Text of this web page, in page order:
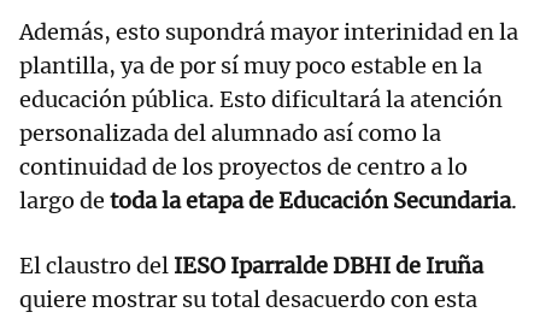
Además, esto supondrá mayor interinidad en la
plantilla, ya de por sí muy poco estable en la
educación pública. Esto dificultará la atención
personalizada del alumnado así como la
continuidad de los proyectos de centro a lo
largo de toda la etapa de Educación Secundaria.
El claustro del IESO Iparralde DBHI de Iruña
quiere mostrar su total desacuerdo con esta